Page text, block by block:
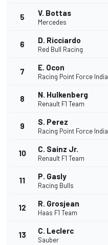
5 V. Bottas
Mercedes
6 D. Ricciardo
Red Bull Racing
7 E. Ocon
Racing Point Force India
8 N. Hulkenberg
Renault F1 Team
9 S. Perez
Racing Point Force India
10 C. Sainz Jr.
Renault F1 Team
11 P. Gasly
Racing Bulls
12 R. Grosjean
Haas F1 Team
13 C. Leclerc
Sauber